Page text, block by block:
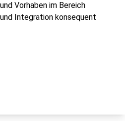
Vorhaben im Bereich
Integration konsequent